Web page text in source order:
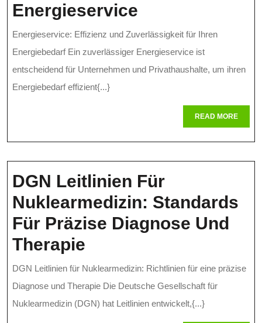
Energieservice
Durch
Energieservice: Effizienz und Zuverlässigkeit für Ihren
Energiebedarf Ein zuverlässiger Energieservice ist
entscheidend für Unternehmen und Privathaushalte, um ihren
Energiebedarf effizient{...}
READ MOREREAD
MORE
DGN Leitlinien Für
Nuklearmedizin: Standards
Für Präzise Diagnose Und
Therapie
Leitlinien
Für
Nuklearmedizin:
DGN Leitlinien für Nuklearmedizin: Richtlinien für eine präzise
Diagnose und Therapie Die Deutsche Gesellschaft für
Nuklearmedizin (DGN) hat Leitlinien entwickelt,{...}